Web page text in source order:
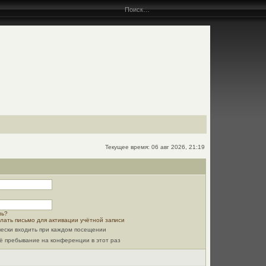
Текущее время: 06 авг 2026, 21:19
письмо для активации учётной записи
входить при каждом посещении
пребывание на конференции в этот раз